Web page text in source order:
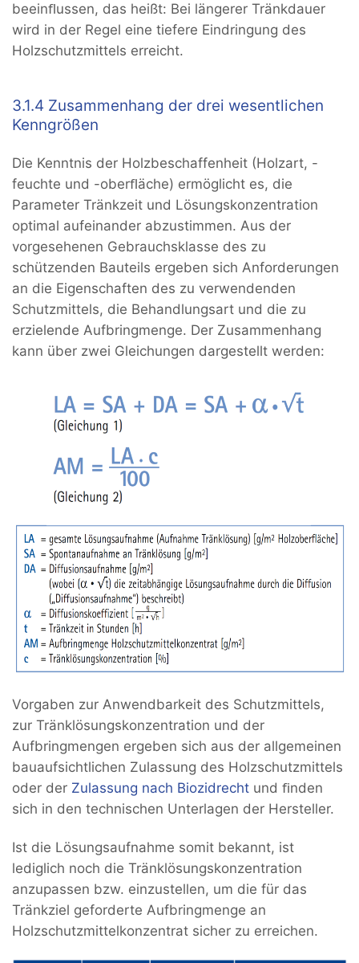
beeinﬂussen, das heißt: Bei längerer Tränkdauer
wird in der Regel eine tiefere Eindringung des
Holzschutzmittels erreicht.
3.1.4 Zusammenhang der drei wesentlichen
Kenngrößen
Die Kenntnis der Holzbeschaffenheit (Holzart, -
feuchte und -oberﬂäche) ermöglicht es, die
Parameter Tränkzeit und Lösungskonzentration
optimal aufeinander abzustimmen. Aus der
vorgesehenen Gebrauchsklasse des zu
schützenden Bauteils ergeben sich Anforderungen
an die Eigenschaften des zu verwendenden
Schutzmittels, die Behandlungsart und die zu
erzielende Aufbringmenge. Der Zusammenhang
kann über zwei Gleichungen dargestellt werden:
Vorgaben zur Anwendbarkeit des Schutzmittels,
zur Tränklösungskonzentration und der
Aufbringmengen ergeben sich aus der allgemeinen
bauaufsichtlichen Zulassung des Holzschutzmittels
oder der Zulassung nach Biozidrecht und ﬁnden
sich in den technischen Unterlagen der Hersteller.
Ist die Lösungsaufnahme somit bekannt, ist
lediglich noch die Tränklösungskonzentration
anzupassen bzw. einzustellen, um die für das
Tränkziel geforderte Aufbringmenge an
Holzschutzmittelkonzentrat sicher zu erreichen.